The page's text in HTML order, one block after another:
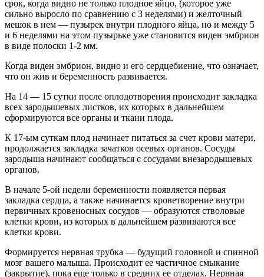
срок, когда видно не только плодное яйцо, (которое уже
сильно выросло по сравнению с 3 неделями) и желточный
мешок в нем — пузырек внутри плодного яйца, но и между 5
и 6 неделями на этом пузырьке уже становится виден эмбрион
в виде полоски 1-2 мм.
Когда виден эмбрион, видно и его сердцебиение, что означает,
что он жив и беременность развивается.
На 14 — 15 сутки после оплодотворения происходит закладка
всех зародышевых листков, их которых в дальнейшем
сформируются все органы и ткани плода.
К 17-ым суткам плод начинает питаться за счет крови матери,
продолжается закладка зачатков осевых органов. Сосуды
зародыша начинают сообщаться с сосудами внезародышевых
органов.
В начале 5-ой недели беременности появляется первая
закладка сердца, а также начинается кроветворение внутри
первичных кровеносных сосудов — образуются стволовые
клетки крови, из которых в дальнейшем развиваются все
клетки крови.
Формируется нервная трубка — будущий головной и спинной
мозг вашего малыша. Происходит ее частичное смыкание
(закрытие), пока еще только в средних ее отделах. Нервная